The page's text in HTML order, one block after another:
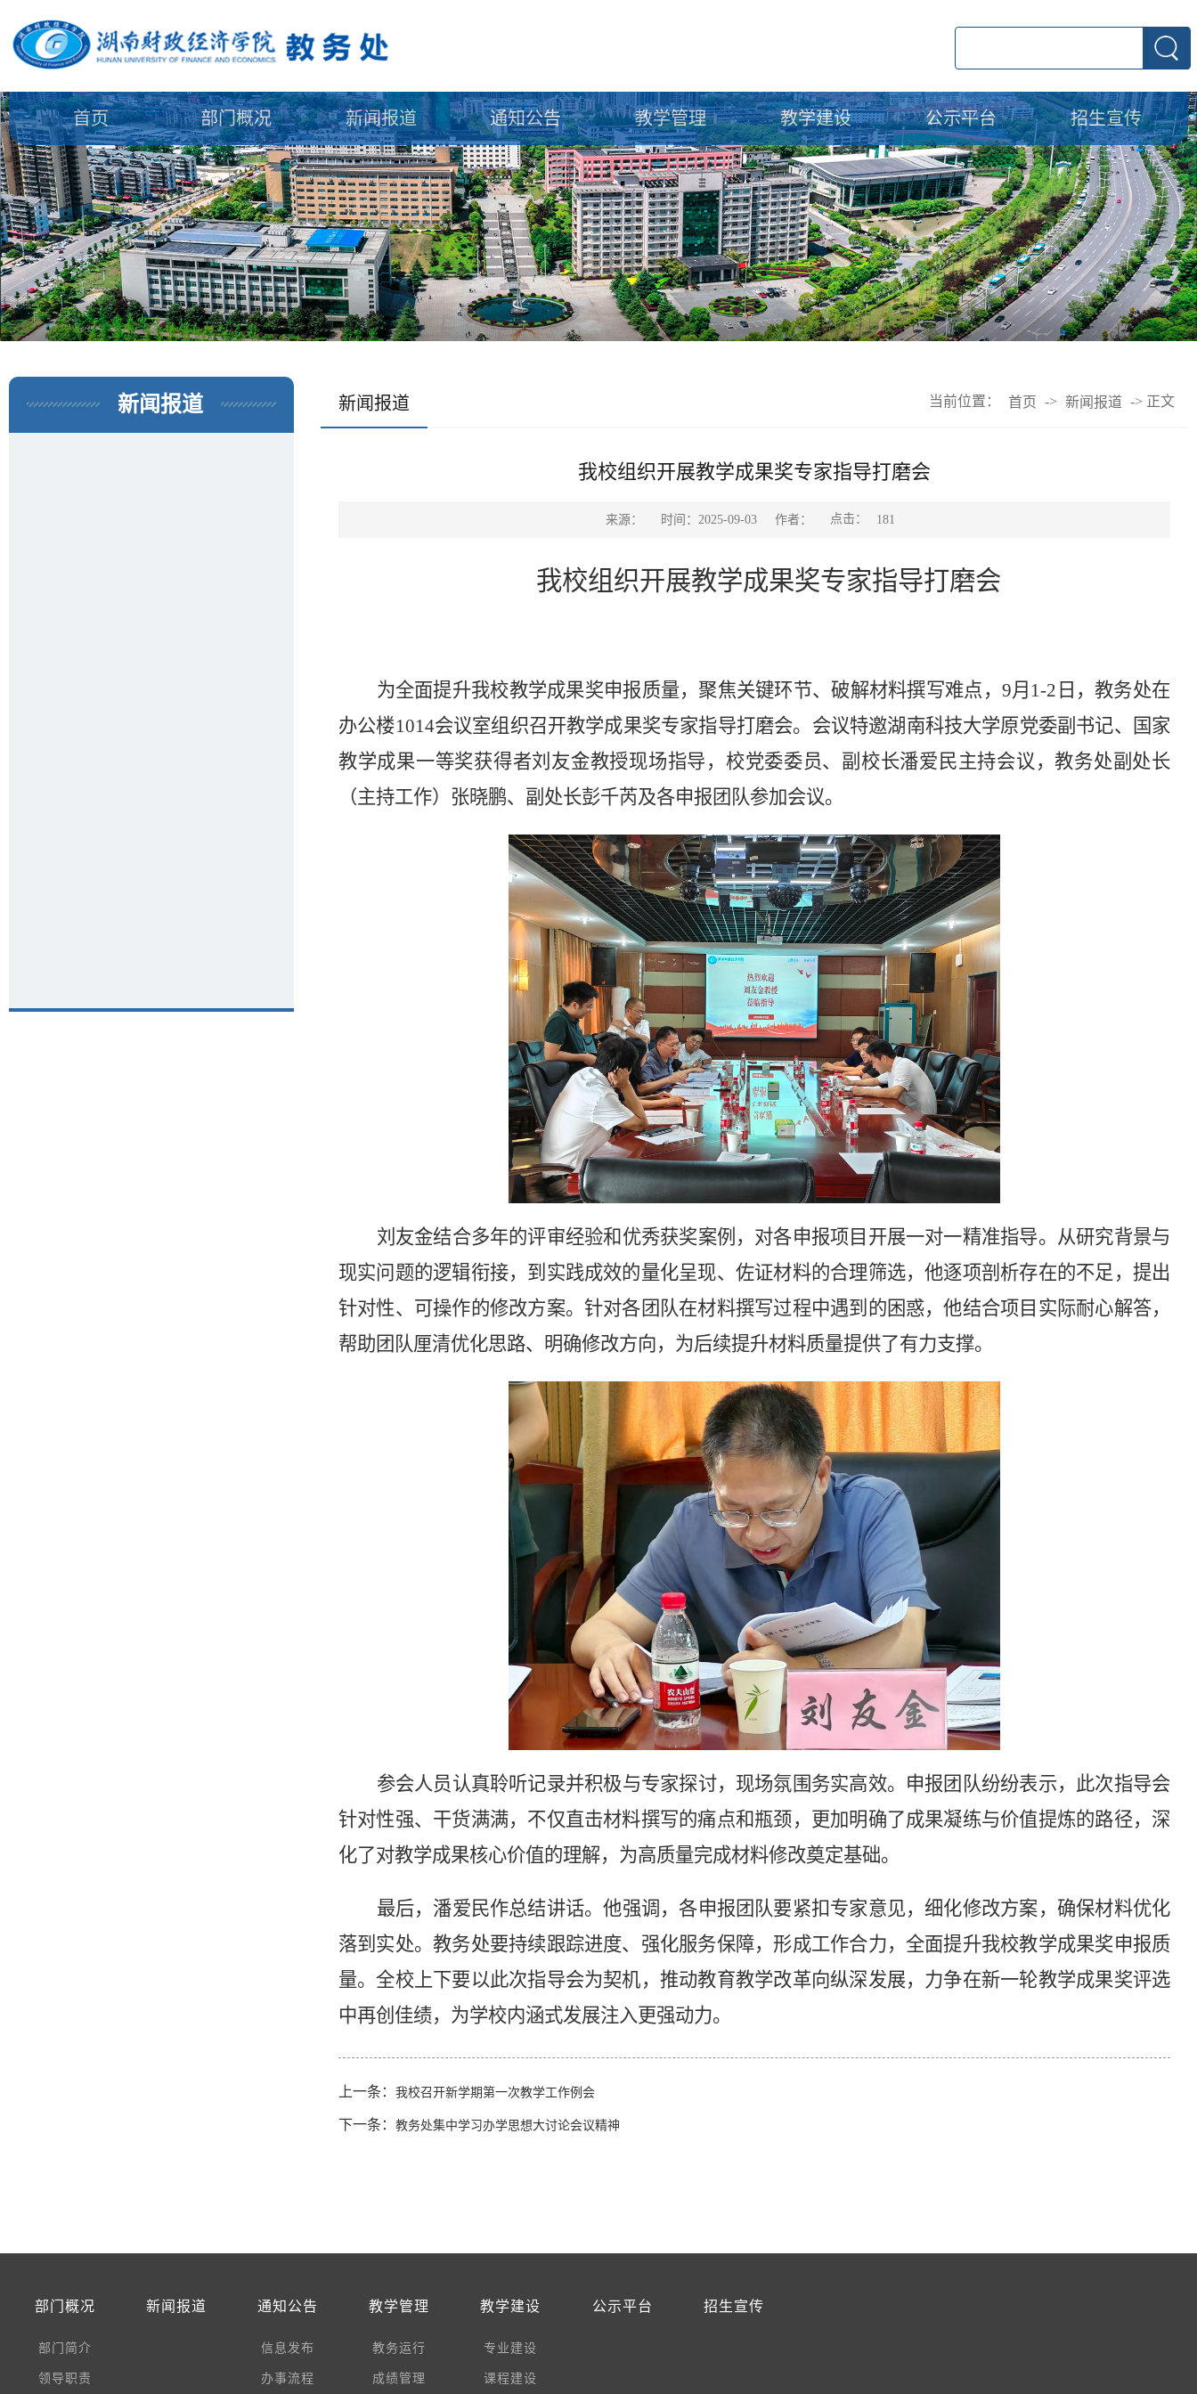
首页 部门概况 新闻报道 通知公告 教学管理 教学建设 公示平台 招生宣传
新闻报道 新闻报道 当前位置： 首页 -> 新闻报道 -> 正文
我校组织开展教学成果奖专家指导打磨会
来源： 时间：2025-09-03 作者： 点击： 181
我校组织开展教学成果奖专家指导打磨会
为全面提升我校教学成果奖申报质量，聚焦关键环节、破解材料撰写难点，9月1-2日，教务处在
办公楼1014会议室组织召开教学成果奖专家指导打磨会。会议特邀湖南科技大学原党委副书记、国家
教学成果一等奖获得者刘友金教授现场指导，校党委委员、副校长潘爱民主持会议，教务处副处长
（主持工作）张晓鹏、副处长彭千芮及各申报团队参加会议。
刘友金结合多年的评审经验和优秀获奖案例，对各申报项目开展一对一精准指导。从研究背景与
现实问题的逻辑衔接，到实践成效的量化呈现、佐证材料的合理筛选，他逐项剖析存在的不足，提出
针对性、可操作的修改方案。针对各团队在材料撰写过程中遇到的困惑，他结合项目实际耐心解答，
帮助团队厘清优化思路、明确修改方向，为后续提升材料质量提供了有力支撑。
参会人员认真聆听记录并积极与专家探讨，现场氛围务实高效。申报团队纷纷表示，此次指导会
针对性强、干货满满，不仅直击材料撰写的痛点和瓶颈，更加明确了成果凝练与价值提炼的路径，深
化了对教学成果核心价值的理解，为高质量完成材料修改奠定基础。
最后，潘爱民作总结讲话。他强调，各申报团队要紧扣专家意见，细化修改方案，确保材料优化
落到实处。教务处要持续跟踪进度、强化服务保障，形成工作合力，全面提升我校教学成果奖申报质
量。全校上下要以此次指导会为契机，推动教育教学改革向纵深发展，力争在新一轮教学成果奖评选
中再创佳绩，为学校内涵式发展注入更强动力。
上一条： 我校召开新学期第一次教学工作例会
下一条： 教务处集中学习办学思想大讨论会议精神
部门概况
部门简介
领导职责
新闻报道 通知公告
信息发布
办事流程
教学管理
教务运行
成绩管理
教学建设
专业建设
课程建设
公示平台 招生宣传